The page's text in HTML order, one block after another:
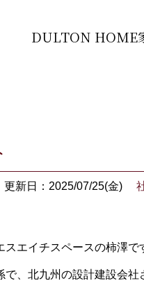
DULTON HOME
更新日：2025/07/25(金)
エイチスペースの柿澤で
、北九州の設計建設会社